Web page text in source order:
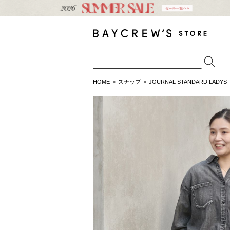
HOME スナップ JOURNAL STANDARD LADYS